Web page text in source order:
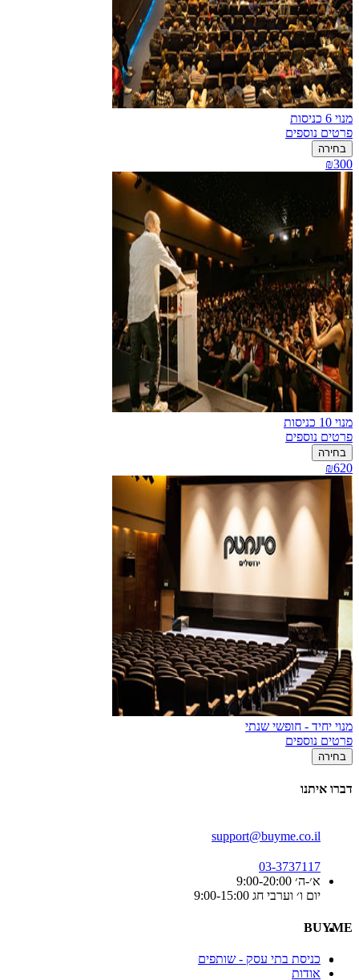
מנוי 6 כניסות
פרטים נוספים
בחירה
₪300
מנוי 10 כניסות
פרטים נוספים
בחירה
₪620
מנוי יחיד - חופשי שנתי
פרטים נוספים
בחירה
דברו איתנו
support@buyme.co.il
03-3737117
א׳-ה׳ 9:00-20:00
יום ו׳ וערבי חג 9:00-15:00
BUYME
כניסת בתי עסק - שותפים
אודות